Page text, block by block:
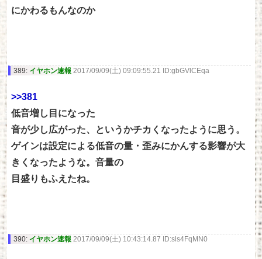
にかわるもんなのか
389: イヤホン速報 2017/09/09(土) 09:09:55.21 ID:gbGVlCEqa
>>381
低音増し目になった
音が少し広がった、というかチカくなったように思う。
ゲインは設定による低音の量・歪みにかんする影響が大
きくなったような。音量の
目盛りもふえたね。
390: イヤホン速報 2017/09/09(土) 10:43:14.87 ID:sls4FqMN0